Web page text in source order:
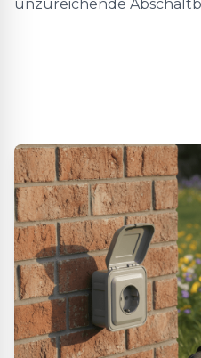
unzureichende